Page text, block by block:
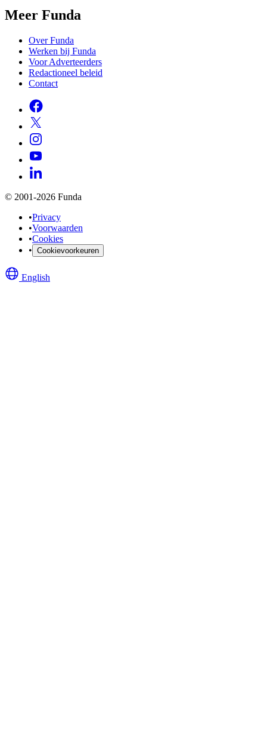
Meer Funda
Over Funda
Werken bij Funda
Voor Adverteerders
Redactioneel beleid
Contact
© 2001-2026 Funda
•Privacy
•Voorwaarden
•Cookies
• Cookievoorkeuren
English